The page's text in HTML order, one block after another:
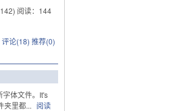
阅读：144
评论(18) 推荐(0)
体文件。It's
夹里都... 阅读